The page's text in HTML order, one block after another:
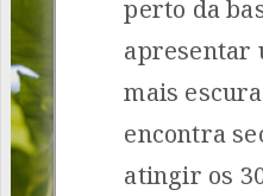
perto da
apresentar
mais
encontra
atingir os